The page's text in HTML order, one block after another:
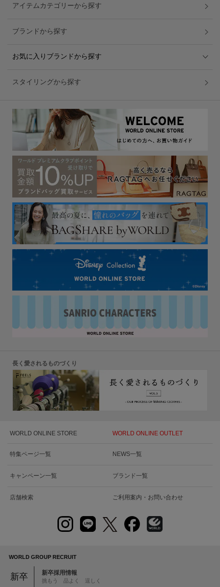
アイテムカテゴリーから探す
ブランドから探す
お気に入りブランドから探す
スタイリングから探す
長く愛されるものづくり
WORLD ONLINE STORE WORLD ONLINE OUTLET
特集ページ一覧 NEWS一覧
キャンペーン一覧 ブランド一覧
店舗検索 ご利用案内・お問い合わせ
WORLD GROUP RECRUIT
新卒 新卒採用情報
挑もう 品よく 逞しく